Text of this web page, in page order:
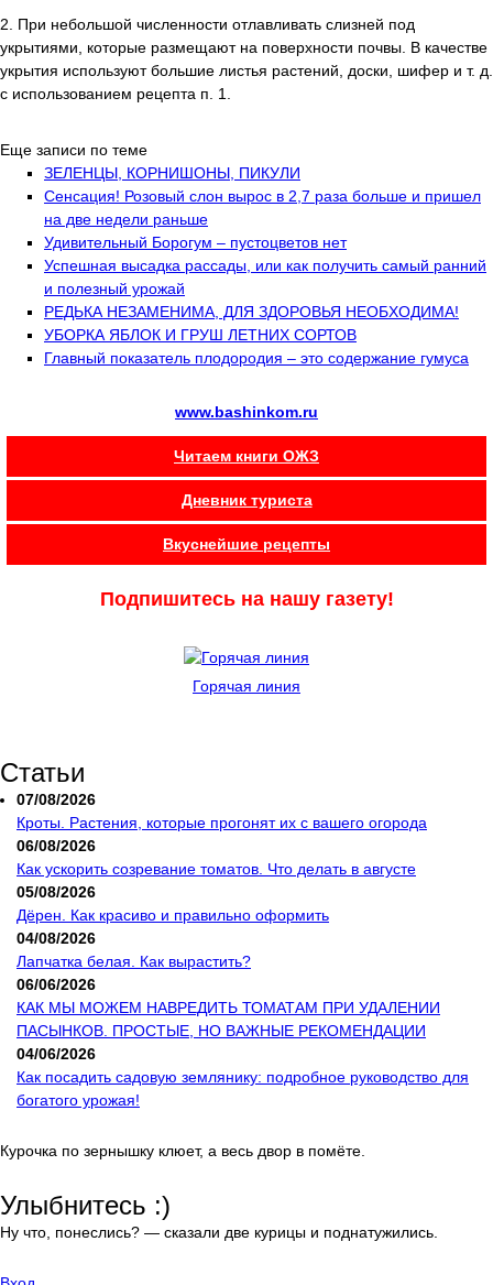
2. При небольшой численности отлавливать слизней под
укрытиями, которые размещают на поверхности почвы. В качестве
укрытия используют большие листья растений, доски, шифер и т. д.
с использованием рецепта п. 1.
Еще записи по теме
ЗЕЛЕНЦЫ, КОРНИШОНЫ, ПИКУЛИ
Сенсация! Розовый слон вырос в 2,7 раза больше и пришел
на две недели раньше
Удивительный Борогум – пустоцветов нет
Успешная высадка рассады, или как получить самый ранний
и полезный урожай
РЕДЬКА НЕЗАМЕНИМА, ДЛЯ ЗДОРОВЬЯ НЕОБХОДИМА!
УБОРКА ЯБЛОК И ГРУШ ЛЕТНИХ СОРТОВ
Главный показатель плодородия – это содержание гумуса
www.bashinkom.ru
Читаем книги ОЖЗ
Дневник туриста
Вкуснейшие рецепты
Подпишитесь на нашу газету!
Горячая линия
Статьи
07/08/2026
Кроты. Растения, которые прогонят их с вашего огорода
06/08/2026
Как ускорить созревание томатов. Что делать в августе
05/08/2026
Дёрен. Как красиво и правильно оформить
04/08/2026
Лапчатка белая. Как вырастить?
06/06/2026
КАК МЫ МОЖЕМ НАВРЕДИТЬ ТОМАТАМ ПРИ УДАЛЕНИИ
ПАСЫНКОВ. ПРОСТЫЕ, НО ВАЖНЫЕ РЕКОМЕНДАЦИИ
04/06/2026
Как посадить садовую землянику: подробное руководство для
богатого урожая!
Курочка по зернышку клюет, а весь двор в помёте.
Улыбнитесь :)
Ну что, понеслись? — сказали две курицы и поднатужились.